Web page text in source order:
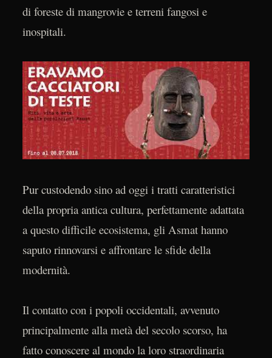
di foreste di mangrovie e terreni fangosi e
inospitali.
Pur custodendo sino ad oggi i tratti caratteristici
della propria antica cultura, perfettamente adattata
a questo difficile ecosistema, gli Asmat hanno
saputo rinnovarsi e affrontare le sfide della
modernità.
Il contatto con i popoli occidentali, avvenuto
principalmente alla metà del secolo scorso, ha
fatto conoscere al mondo la loro straordinaria